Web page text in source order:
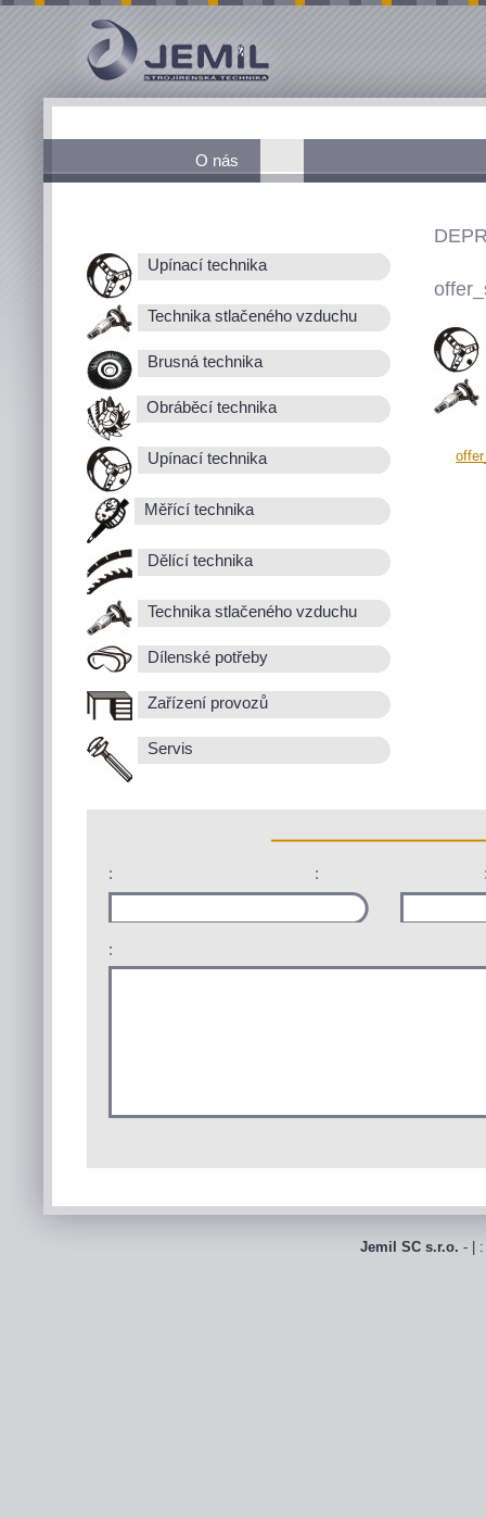
O nás
Upínací technika
Technika stlačeného vzduchu
Brusná technika
Obráběcí technika
Upínací technika
Měřící technika
Dělící technika
Technika stlačeného vzduchu
Dílenské potřeby
Zařízení provozů
Servis
: :
:
Jemil SC s.r.o. - |